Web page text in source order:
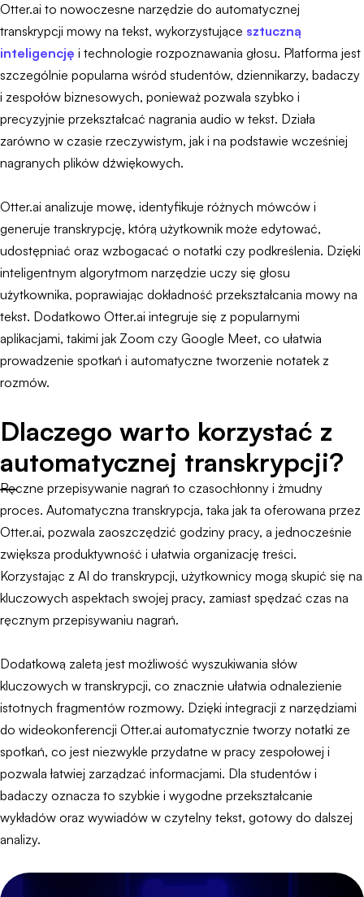
Otter.ai to nowoczesne narzędzie do automatycznej
transkrypcji mowy na tekst, wykorzystujące sztuczną
inteligencję i technologie rozpoznawania głosu. Platforma jest
szczególnie popularna wśród studentów, dziennikarzy, badaczy
i zespołów biznesowych, ponieważ pozwala szybko i
precyzyjnie przekształcać nagrania audio w tekst. Działa
zarówno w czasie rzeczywistym, jak i na podstawie wcześniej
nagranych plików dźwiękowych.
Otter.ai analizuje mowę, identyfikuje różnych mówców i
generuje transkrypcję, którą użytkownik może edytować,
udostępniać oraz wzbogacać o notatki czy podkreślenia. Dzięki
inteligentnym algorytmom narzędzie uczy się głosu
użytkownika, poprawiając dokładność przekształcania mowy na
tekst. Dodatkowo Otter.ai integruje się z popularnymi
aplikacjami, takimi jak Zoom czy Google Meet, co ułatwia
prowadzenie spotkań i automatyczne tworzenie notatek z
rozmów.
Dlaczego warto korzystać z
automatycznej transkrypcji?
Ręczne przepisywanie nagrań to czasochłonny i żmudny
proces. Automatyczna transkrypcja, taka jak ta oferowana przez
Otter.ai, pozwala zaoszczędzić godziny pracy, a jednocześnie
zwiększa produktywność i ułatwia organizację treści.
Korzystając z AI do transkrypcji, użytkownicy mogą skupić się na
kluczowych aspektach swojej pracy, zamiast spędzać czas na
ręcznym przepisywaniu nagrań.
Dodatkową zaletą jest możliwość wyszukiwania słów
kluczowych w transkrypcji, co znacznie ułatwia odnalezienie
istotnych fragmentów rozmowy. Dzięki integracji z narzędziami
do wideokonferencji Otter.ai automatycznie tworzy notatki ze
spotkań, co jest niezwykle przydatne w pracy zespołowej i
pozwala łatwiej zarządzać informacjami. Dla studentów i
badaczy oznacza to szybkie i wygodne przekształcanie
wykładów oraz wywiadów w czytelny tekst, gotowy do dalszej
analizy.